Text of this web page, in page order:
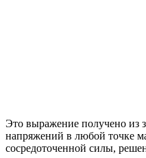
Это выражение получено из
напряжений в любой точке
сосредоточенной силы,